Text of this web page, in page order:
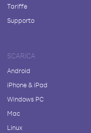
Tariffe
Supporto
SCARICA
Android
iPhone & iPad
Windows PC
Mac
Linux